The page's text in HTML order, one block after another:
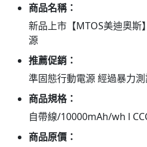
商品名稱：
新品上市【MTOS美迪奧斯
源
推薦促銷：
準固態行動電源 經過暴力
商品規格：
自帶線/10000mAh/wh l
商品原價：